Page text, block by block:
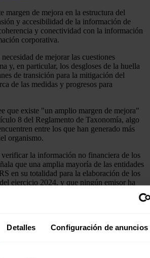
Detalles Configuración de anuncios
margen de mejora en la estructura del
y accesibilidad de la información de
y conectividad con la información
corporativa.
de mejorar las cuestiones
y, en particular, los desgloses de la huella
de transición para la mitigación del
de las medidas y progresos para
que existe "un amplio margen de mejora"
8 del Reglamento de Taxonomía, algo
entre los que han generado más
organismo.
verificar la información no financiera de los
que una amplia mayoría de las entidades
en su totalidad para la elaboración de los
ejercicio 2024, y que ningún emisor ha
el informe de verificación.